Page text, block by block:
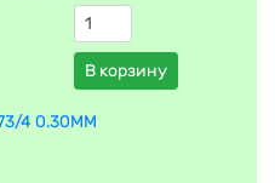
В корзину
4 0.30MM